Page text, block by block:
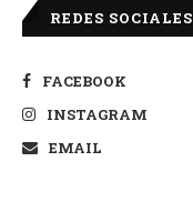
REDES SOCIALES
FACEBOOK
INSTAGRAM
EMAIL